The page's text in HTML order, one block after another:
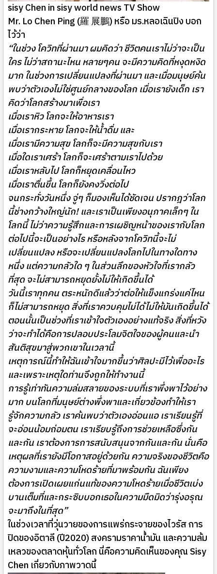
sisy Chen in sisy world news TV Show
Mr. Lo Chen Ping (羅 展鵬) หรือ มร.หลอเฉินปิง บอก
ไว้ว่า
“ในช่วง โควิทที่ผ่านมา ผมคิดว่า ชีวิตคนเราไม่ว่าจะเป็น
ใคร ไม่ว่าสถานะไหน หลายๆคน จะมีความคิดที่หงุดหงิด
มาก ในช่วงการเปลี่ยนแปลงที่ผ่านมา และเมื่อมนุษย์ค้น
พบว่าตัวเองไม่ใช่ศูนย์กลางของโลก เมื่อเรายังเด็ก เรา
คิดว่าโลกสร้างมาเพื่อเรา
เมื่อเราหิว โลกจะให้อาหารเรา
เมื่อเรากระหาย โลกจะให้น้ำดื่ม และ
เมื่อเรามีความสุข โลกก็จะมีความสุขกับเรา
เมื่อใดเราเศร้า โลกก็จะเศร้าตามเราไปด้วย
เมื่อเราหลับไป โลกก็หยุดเคลื่อนไหว
เมื่อเราตื่นขึ้น โลกก็ยังคงวิ่งต่อไป
จนกระทั่งวันหนึ่ง จู่ๆ ก็มองเห็นได้ชัดเจน ปรากฎว่าโลก
นี้ช่างกว้างใหญ่นัก! และเราเป็นเพียงอนุภาคเล็กๆ ใน
โลกนี้ ไม่ว่าความรู้สึกและการเผชิญหน้าของเรากับโลก
ต่อไปนี้จะเป็นอย่างไร หรือหลังจากโควิทนี้จะไม่
เปลี่ยนแปลง หรือจะเปลี่ยนแปลงโลกไปในทางใดทาง
หนึ่ง แต่ความกลัวใด ๆ ในส่วนลึกของหัวใจที่เรากลัว
ที่สุด จะไม่สามารถหยุดยั้งไม่ให้เกิดขึ้นได้
วันนี้เราทุกคน ตระหนักดีแล้วว่าต่อให้แข็งแกร่งแค่ไหน
ก็ไม่สามารถหยุด สิ่งที่เราควบคุมไม่ได้ไม่ให้มันเกิดขึ้นได้
ตอนนั้นเป็นช่วงที่เราเข้าใจตัวเองอย่างแท้จริง สิ่งที่หวัง
ว่าจะทำได้คือการปลอบประโลมจิตใจของผู้คนและนำ
สันติสุขมาสู่พวกเขาในเวลานี้
เหตุการณ์นี้ทำให้ฉันเข้าใจมากขึ้นว่าศิลปะมีไว้เพื่ออะไร
และเพราะเหตุใดท่านจึงถูกให้ทำงานนี้
การรู้เท่าทันความล่มสลายของระบบที่เราพึ่งพาไว้อย่าง
มาก บนโลกที่มนุษย์ต่างพึ่งพาและเกี่ยวข้องทำให้เรา
รู้จักความกลัว เราค้นพบว่าตัวเองอ่อนแอ เราเรียนรู้ที่
จะอ่อนน้อมถ่อมตน เราเรียบรู้ถึงการช่วยเหลือซึ่งกัน
และกัน เราต้องการการสนับสนุนจากกันและกัน นั่นคือ
เหตุผลที่เรายังมีโอกาสอยู่ด้วยกัน ความจริงของชีวิตคือ
ความงามและความโหดร้ายที่มาพร้อมกัน ฉันเพียง
ต้องการเปิดเผยแก่นแท้ของความโหดร้ายเมื่อชีวิตเบ่ง
บานเต็มที่และกระซิบบอกเธอในความมืดมิดว่ารุ่งอรุณ
จะมาถึงในที่สุด”
ในช่วงเวลาที่วุ่นวายของการแพร่กระจายของไวรัส การ
ปิดของอิตาลี (ปี2020) สงครามราคาน้ำมัน และความล้ม
เหลวของตลาดหุ้นทั่วโลก นี่คือความคิดเห็นของคุณ Sisy
Chen เกี่ยวกับภาพวาดนี้